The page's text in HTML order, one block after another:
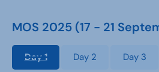
MOS 2025 (17 - 21
Day 1 Day 2 Day 3